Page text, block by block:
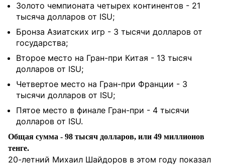
Золото чемпионата четырех континентов - 21
тысяча долларов от ISU;
Бронза Азиатских игр - 3 тысячи долларов от
государства;
Второе место на Гран-при Китая - 13 тысяч
долларов от ISU;
Четвертое место на Гран-при Франции - 3
тысячи долларов от ISU;
Пятое место в финале Гран-при - 4 тысячи
долларов от ISU.
Общая сумма - 98 тысяч долларов, или 49 миллионов
тенге.
20-летний Михаил Шайдоров в этом году показал